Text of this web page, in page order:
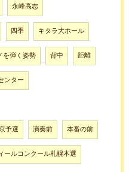
永峰高志
四季 キタラ大ホール
を弾く姿勢 背中 距離
ンター
予選 演奏前 本番の前
ールコンクール札幌本選